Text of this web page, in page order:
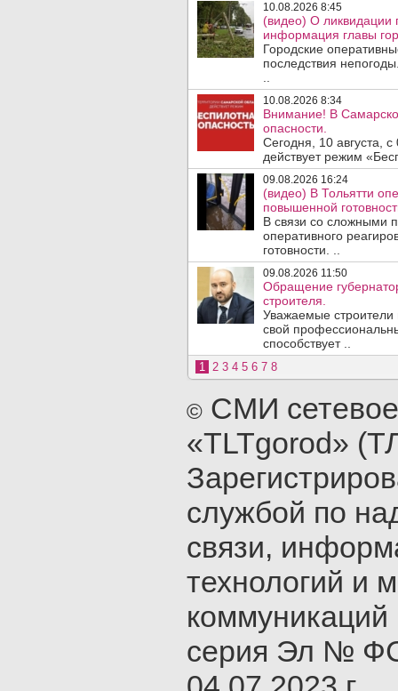
10.08.2026 8:45
(видео) О ликвидации
информация главы
Городские
последствия
10.08.2026 8:34
Внимание! В
опасности.
Сегодня, 10 августа,
действует режим
09.08.2026 16:24
(видео) В Тольятти
повышенной
В связи со сложными
оперативного
готовности. ..
09.08.2026 11:50
Обращение
строителя.
Уважаемые строители
свой
способствует ..
1 2 3 4 5 6 7 8
© СМИ
«TLTgorod»
службой по
связи,
технологий и
серия Эл №